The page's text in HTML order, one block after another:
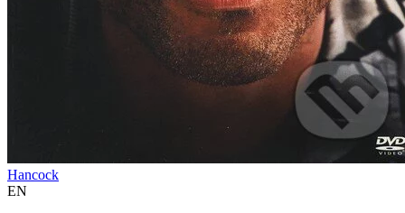
Hancock
EN